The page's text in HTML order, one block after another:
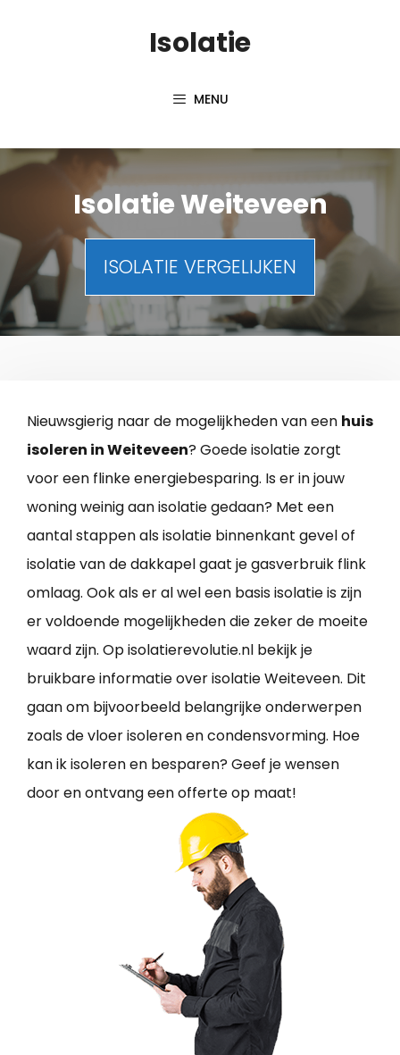
Isolatie
MENU
Isolatie Weiteveen
ISOLATIE VERGELIJKEN
Nieuwsgierig naar de mogelijkheden van een huis
isoleren in Weiteveen? Goede isolatie zorgt
voor een flinke energiebesparing. Is er in jouw
woning weinig aan isolatie gedaan? Met een
aantal stappen als isolatie binnenkant gevel of
isolatie van de dakkapel gaat je gasverbruik flink
omlaag. Ook als er al wel een basis isolatie is zijn
er voldoende mogelijkheden die zeker de moeite
waard zijn. Op isolatierevolutie.nl bekijk je
bruikbare informatie over isolatie Weiteveen. Dit
gaan om bijvoorbeeld belangrijke onderwerpen
zoals de vloer isoleren en condensvorming. Hoe
kan ik isoleren en besparen? Geef je wensen
door en ontvang een offerte op maat!